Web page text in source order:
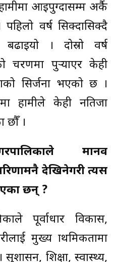
आइपुग्दासम्म अर्कै
वर्ष सिक्दासिक्दै
। दोस्रो वर्ष
चरणमा पुर्‍याएर केही
सिर्जना भएको छ ।
हामीले केही नतिजा
छौँ ।
मानव
देखिनेगरी त्यस
छन् ?
पूर्वाधार विकास,
मुख्य प्राथमिकतामा
शिक्षा, स्वास्थ्य,